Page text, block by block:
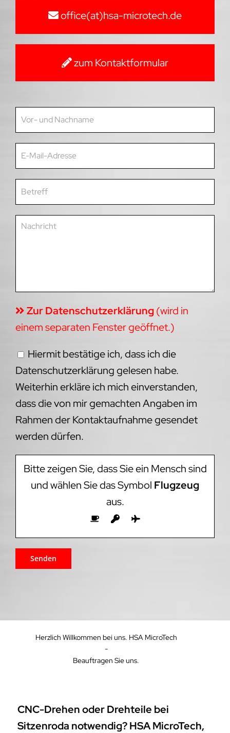
office(at)hsa-microtech.de
zum Kontaktformular
Zur Datenschutzerklärung(wird in
einem separaten Fenster geöffnet.)
Hiermit bestätige ich, dass ich die
Datenschutzerklärung gelesen habe.
Weiterhin erkläre ich mich einverstanden,
dass die von mir gemachten Angaben im
Rahmen der Kontaktaufnahme gesendet
werden dürfen.
Bitte zeigen Sie, dass Sie ein Mensch sind
und wählen Sie das Symbol Flugzeug
aus.
Herzlich Willkommen bei uns. HSA MicroTech
-
Beauftragen Sie uns.
CNC-Drehen oder Drehteile bei
Sitzenroda notwendig? HSA MicroTech,